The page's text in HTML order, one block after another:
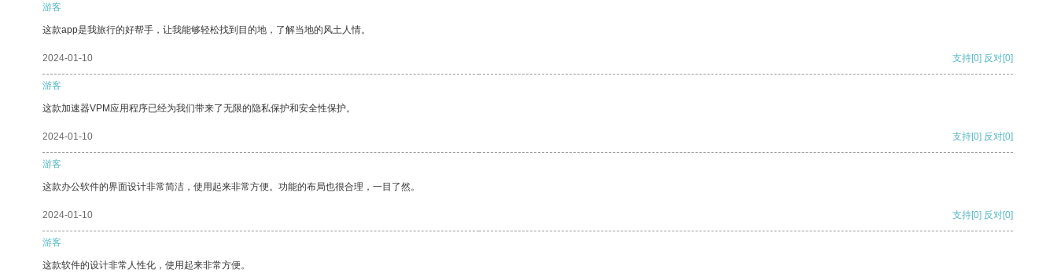
游客
这款app是我旅行的好帮手，让我能够轻松找到目的地，了解当地的风土人情。
2024-01-10 支持[0] 反对[0]
游客
这款加速器VPM应用程序已经为我们带来了无限的隐私保护和安全性保护。
2024-01-10 支持[0] 反对[0]
游客
这款办公软件的界面设计非常简洁，使用起来非常方便。功能的布局也很合理，一目了然。
2024-01-10 支持[0] 反对[0]
游客
这款软件的设计非常人性化，使用起来非常方便。